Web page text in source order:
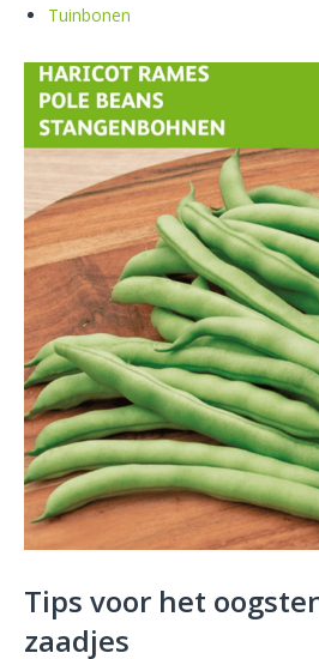
Tuinbonen
Tips voor het
zaadjes